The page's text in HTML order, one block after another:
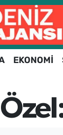
EKONOMİ